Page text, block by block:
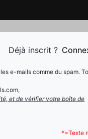
Déjà inscrit ?
e-mails comme du spam.
et de vérifier votre boîte de
*=Texte